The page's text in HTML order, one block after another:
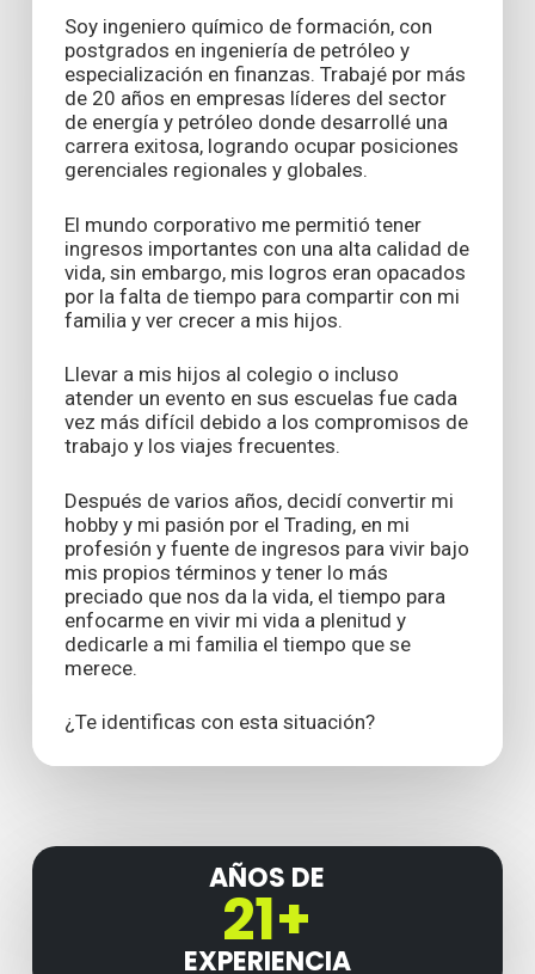
Soy ingeniero químico de formación, con
postgrados en ingeniería de petróleo y
especialización en finanzas. Trabajé por más
de 20 años en empresas líderes del sector
de energía y petróleo donde desarrollé una
carrera exitosa, logrando ocupar posiciones
gerenciales regionales y globales.
El mundo corporativo me permitió tener
ingresos importantes con una alta calidad de
vida, sin embargo, mis logros eran opacados
por la falta de tiempo para compartir con mi
familia y ver crecer a mis hijos.
Llevar a mis hijos al colegio o incluso
atender un evento en sus escuelas fue cada
vez más difícil debido a los compromisos de
trabajo y los viajes frecuentes.
Después de varios años, decidí convertir mi
hobby y mi pasión por el Trading, en mi
profesión y fuente de ingresos para vivir bajo
mis propios términos y tener lo más
preciado que nos da la vida, el tiempo para
enfocarme en vivir mi vida a plenitud y
dedicarle a mi familia el tiempo que se
merece.
¿Te identificas con esta situación?
AÑOS DE
21+
EXPERIENCIA